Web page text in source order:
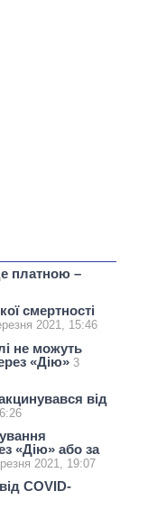
платною –
смертності
2021, 15:46
не можуть
«Дію» 3
від
«Дію» або за
2021, 19:07
COVID-